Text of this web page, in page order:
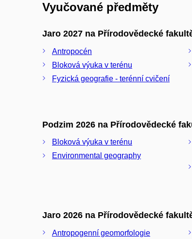
Vyučované předměty
Jaro 2027 na Přírodovědecké
Antropocén
Bloková výuka v terénu
Fyzická geografie - terénní cvičení
Podzim 2026 na Přírodovědecké
Bloková výuka v terénu
Environmental geography
Jaro 2026 na Přírodovědecké
Antropogenní geomorfologie